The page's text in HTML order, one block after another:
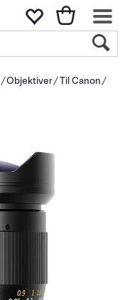
Objektiver Til Canon